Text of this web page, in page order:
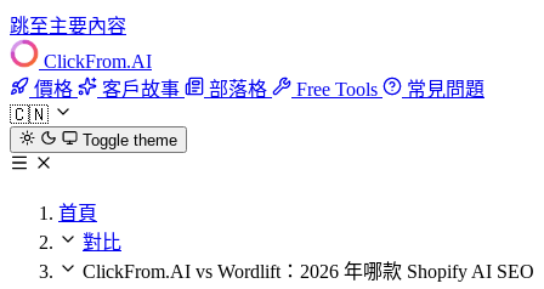
跳至主要內容
ClickFrom.AI
價格
客戶故事 部落格 Free Tools
常見問題
🇨🇳
Toggle theme
首頁
對比
ClickFrom.AI vs Wordlift：2026 年哪款 Shopify AI SEO